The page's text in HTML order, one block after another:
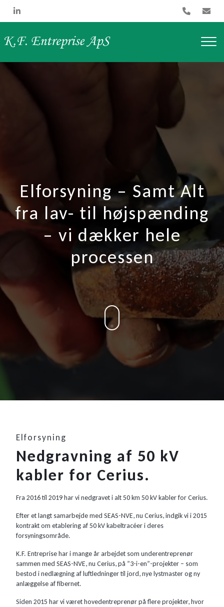
Elforsyning – Samt Alt
fra lav- til højspænding
– vi dækker hele
processen
Elforsyning
Nedgravning af 50 kV
kabler for Cerius.
Fra 2016 til 2019 har vi nedgravet i alt 50 km 50 kV kabler for Cerius.
Efter et langt samarbejde med SEAS-NVE, nu Cerius, indgik vi i 2015
kontrakt om etablering af 50 kV kabeltracéer i deres
forsyningsområde.
K.F. Entreprise har i mange år arbejdet som underentreprenør
sammen med SEAS-NVE, nu Cerius, på ”3-i-en”-projekter – som
bestod i nedlægning af luftledninger til jord, nye lystmaster og ny
anlæggelse af fibernet.
Siden 2015 har vi været hovedentreprenør på flere projekter, hvor